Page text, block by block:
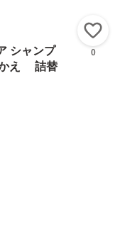
シャンプ
え 詰替
0